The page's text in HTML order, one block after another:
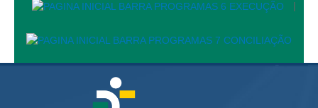
Automação e IA
Governança
Gestão Estratégica
|